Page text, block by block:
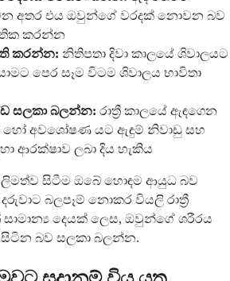
අතර එය ඔවුන්ගේ වරදක් නොවන බව
කරන්න
කරන්න: නිතිපතා දිවා කාලයේ ශිවාලයට
පෙර සෑම විටම ශිවාලය භාවිතා
සලකා බලන්න: රාත්‍රී කාලයේ ඇඳගෙන
හෝ අවශෝෂණ යට ඇඳුම් නිවාඩු සහ
ආරක්ෂාව ලබා දිය හැකිය
සිටීම ඔබේ හොඳම ආයුධ බව
බලපෑම් නොකර වියලි රාත්‍රී
සාමාන්‍ය දෙයක් ලෙස, ඔවුන්ගේ ශරීරය
බව සලකා බලන්න.